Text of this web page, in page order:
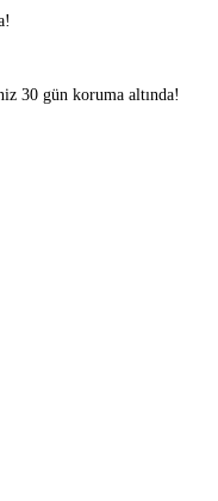
30 gün koruma altında!